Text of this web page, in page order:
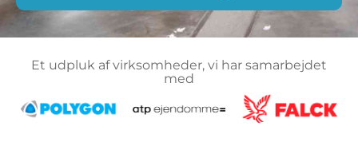
Et udpluk af virksomheder, vi har samarbejdet
med